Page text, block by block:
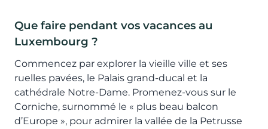
Que faire pendant vos vacances au
Luxembourg ?
Commencez par explorer la vieille ville et ses
ruelles pavées, le Palais grand-ducal et la
cathédrale Notre-Dame. Promenez-vous sur le
Corniche, surnommé le « plus beau balcon
d’Europe », pour admirer la vallée de la Petrusse